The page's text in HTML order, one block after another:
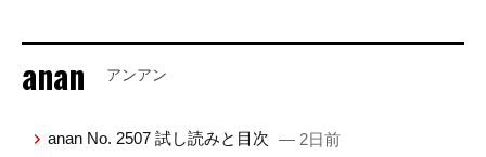
anan アンアン
anan No. 2507 試し読みと目次 — 2日前